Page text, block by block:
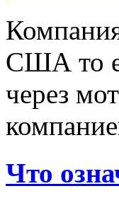
США то
через
Что